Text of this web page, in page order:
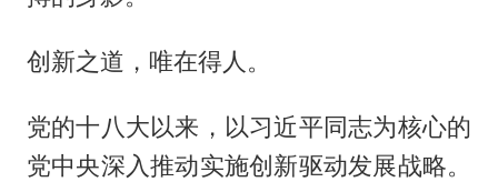
创新之道，唯在得人。
党的十八大以来，以习近平同志为核心的
党中央深入推动实施创新驱动发展战略。